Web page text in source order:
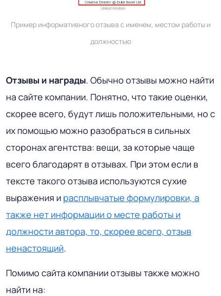
Пример информативного отзыва с именем, местом работы и
должностью
Отзывы и награды. Обычно отзывы можно найти
на сайте компании. Понятно, что такие оценки,
скорее всего, будут лишь положительными, но с
их помощью можно разобраться в сильных
сторонах агентства: вещи, за которые чаще
всего благодарят в отзывах. При этом если в
тексте такого отзыва используются сухие
выражения и расплывчатые формулировки, а
также нет информации о месте работы и
должности автора, то, скорее всего, отзыв
ненастоящий.
Помимо сайта компании отзывы также можно
найти на: